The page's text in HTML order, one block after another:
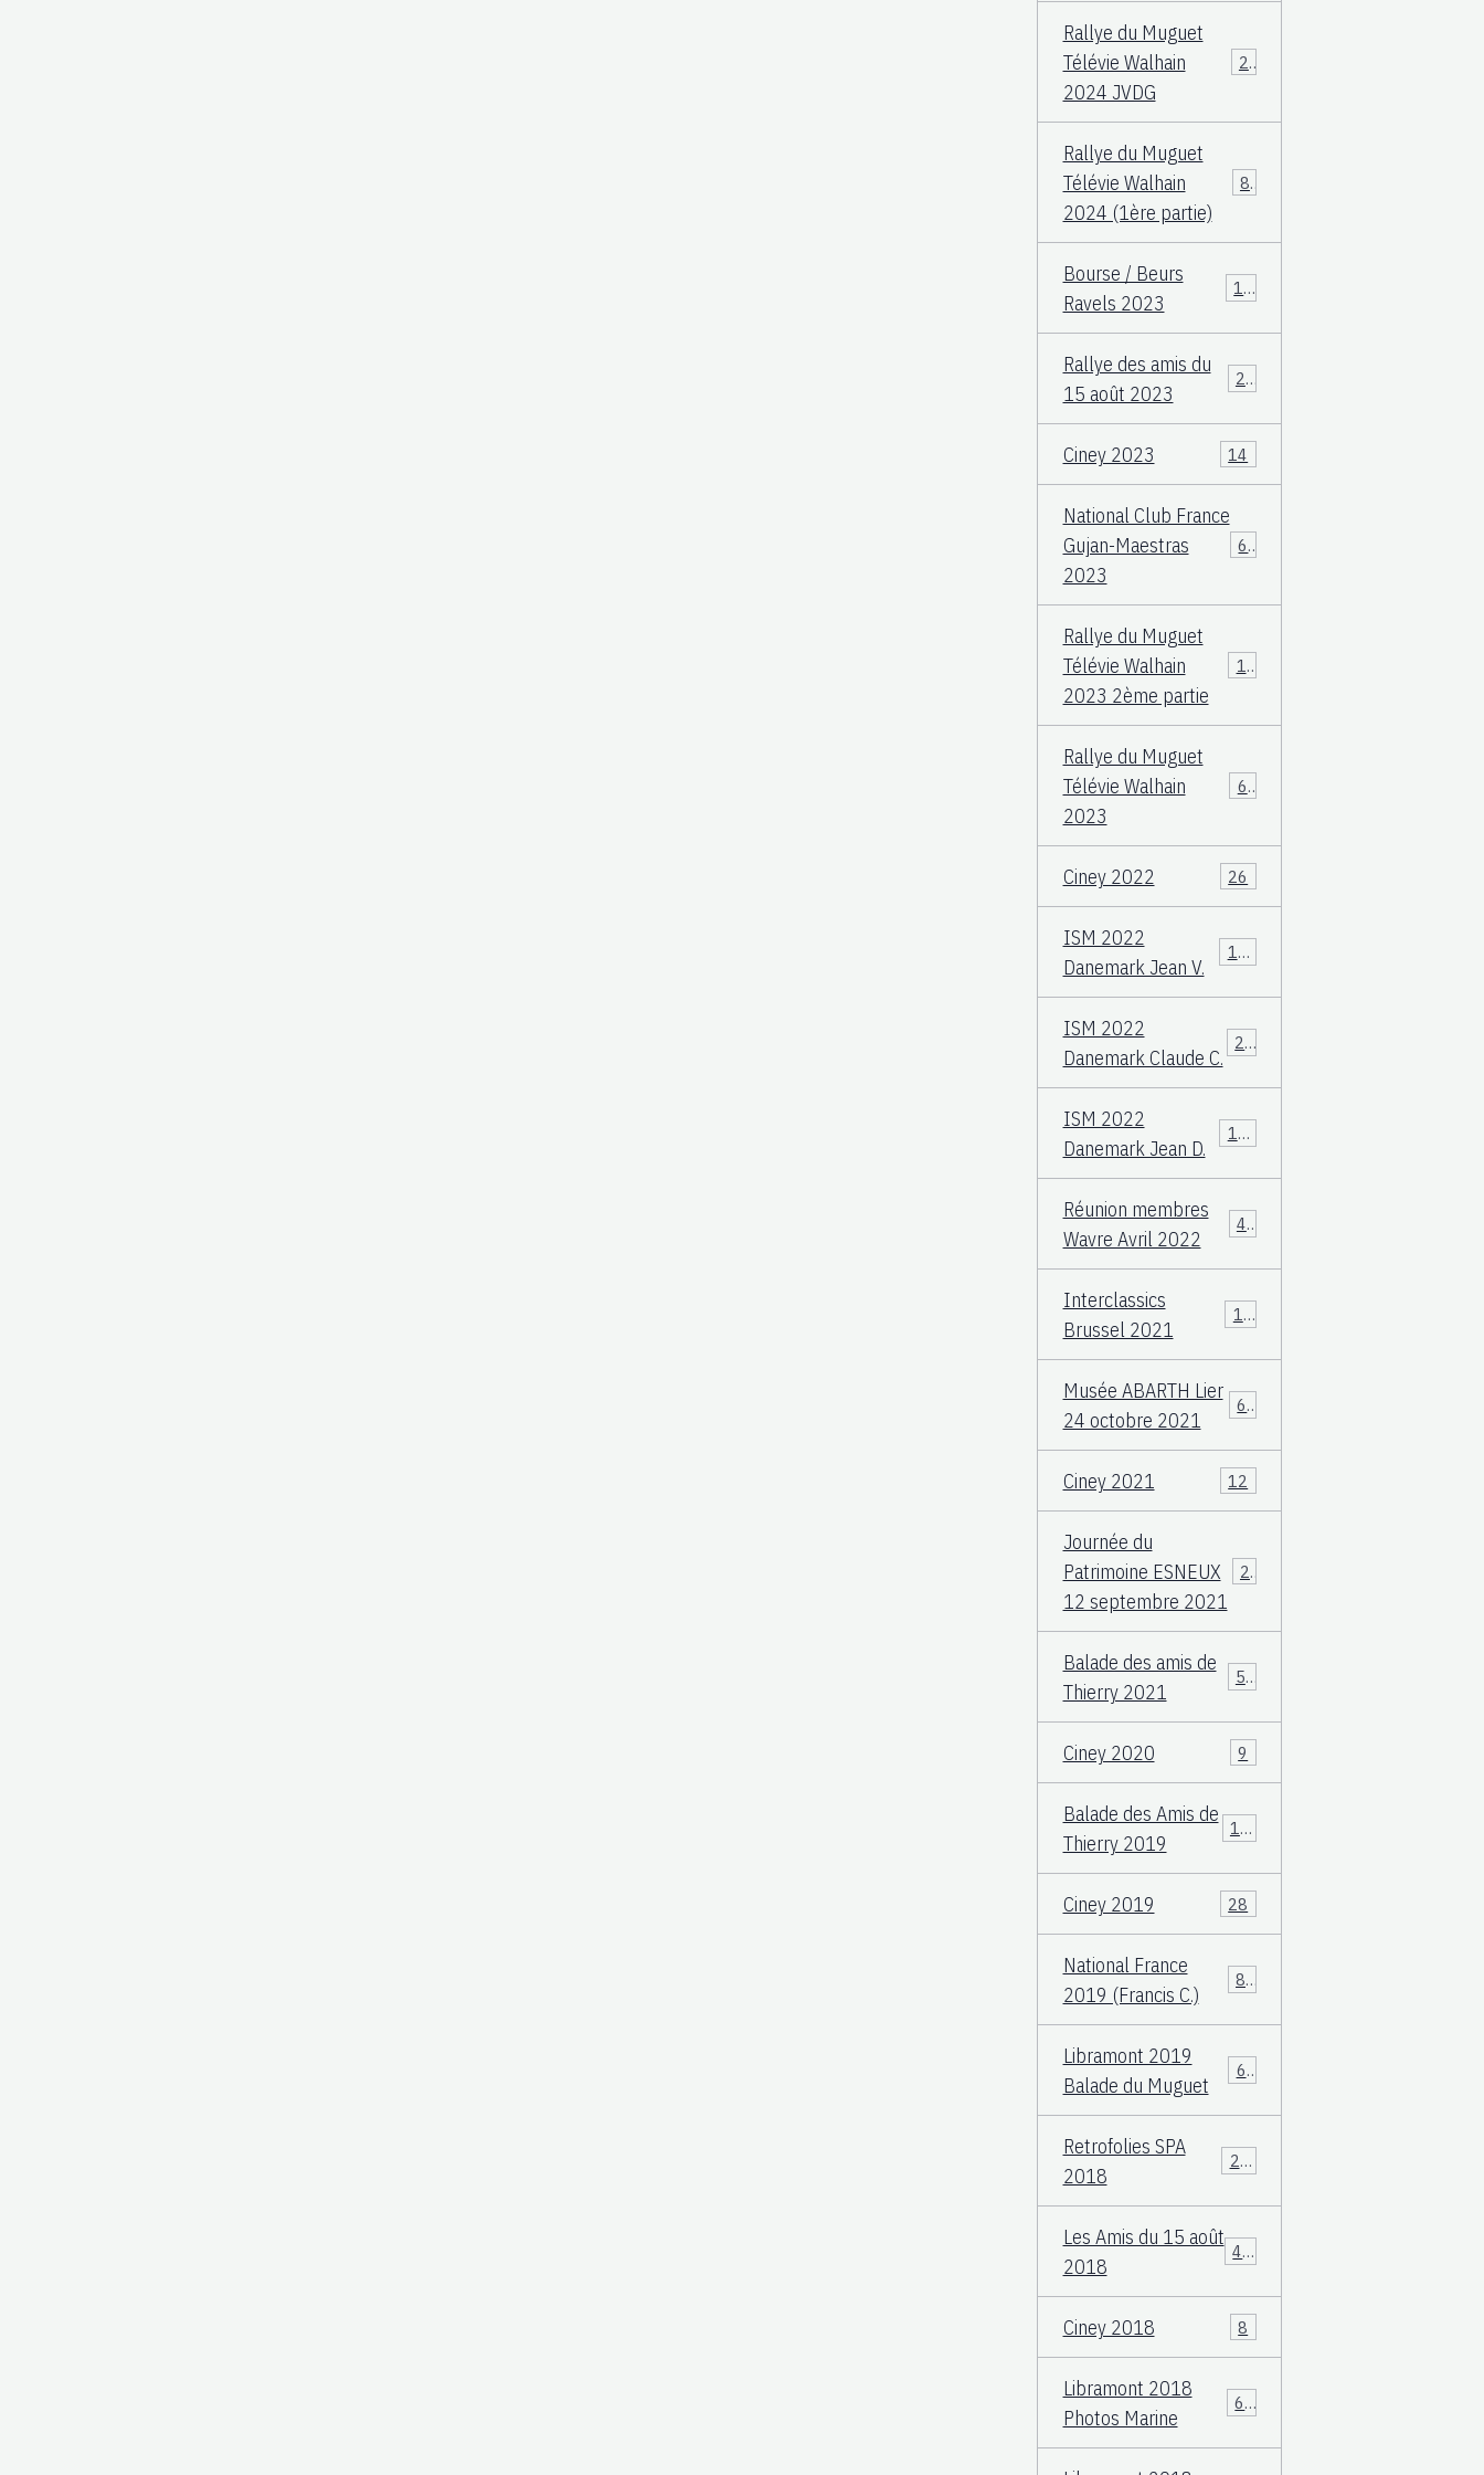
Rallye du Muguet
Télévie Walhain
2024 JVDG
23
Rallye du Muguet
Télévie Walhain
2024 (1ère partie)
88
Bourse / Beurs
Ravels 2023
12
Rallye des amis du
15 août 2023
25
Ciney 2023 14
National Club France
Gujan-Maestras
2023
64
Rallye du Muguet
Télévie Walhain
2023 2ème partie
135
Rallye du Muguet
Télévie Walhain
2023
60
Ciney 2022 26
ISM 2022
Danemark Jean V.
106
ISM 2022
Danemark Claude C.
23
ISM 2022
Danemark Jean D.
108
Réunion membres
Wavre Avril 2022
49
Interclassics
Brussel 2021
17
Musée ABARTH Lier
24 octobre 2021
60
Ciney 2021 12
Journée du
Patrimoine ESNEUX
12 septembre 2021
23
Balade des amis de
Thierry 2021
57
Ciney 2020 9
Balade des Amis de
Thierry 2019
117
Ciney 2019 28
National France
2019 (Francis C.)
83
Libramont 2019
Balade du Muguet
60
Retrofolies SPA
2018
25
Les Amis du 15 août
2018
40
Ciney 2018 8
Libramont 2018
Photos Marine
66